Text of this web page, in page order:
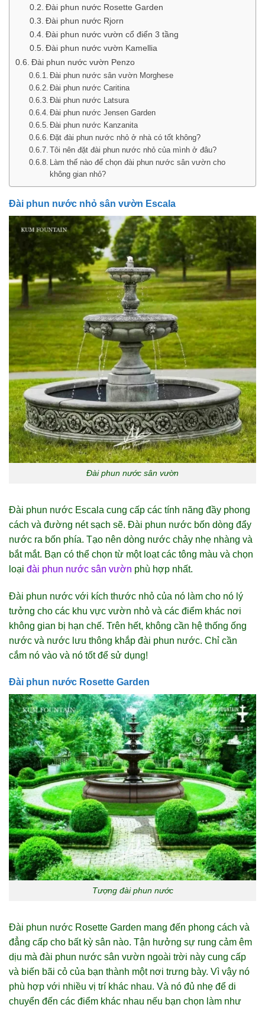
Đài phun nước Rosette Garden
Đài phun nước Rjorn
Đài phun nước vườn cổ điển 3 tầng
Đài phun nước vườn Kamellia
Đài phun nước vườn Penzo
Đài phun nước sân vườn Morghese
Đài phun nước Caritina
Đài phun nước Latsura
Đài phun nước Jensen Garden
Đài phun nước Kanzanita
Đặt đài phun nước nhỏ ở nhà có tốt không?
Tôi nên đặt đài phun nước nhỏ của mình ở đâu?
Làm thế nào để chọn đài phun nước sân vườn cho
không gian nhỏ?
Đài phun nước nhỏ sân vườn Escala
Đài phun nước sân vườn
Đài phun nước Escala cung cấp các tính năng đầy phong
cách và đường nét sạch sẽ. Đài phun nước bốn dòng đẩy
nước ra bốn phía. Tạo nên dòng nước chảy nhẹ nhàng và
bắt mắt. Bạn có thể chọn từ một loạt các tông màu và chọn
loại đài phun nước sân vườn phù hợp nhất.
Đài phun nước với kích thước nhỏ của nó làm cho nó lý
tưởng cho các khu vực vườn nhỏ và các điểm khác nơi
không gian bị hạn chế. Trên hết, không cần hệ thống ống
nước và nước lưu thông khắp đài phun nước. Chỉ cần
cắm nó vào và nó tốt để sử dụng!
Đài phun nước Rosette Garden
Tượng đài phun nước
Đài phun nước Rosette Garden mang đến phong cách và
đẳng cấp cho bất kỳ sân nào. Tận hưởng sự rung cảm êm
dịu mà đài phun nước sân vườn ngoài trời này cung cấp
và biến bãi cỏ của bạn thành một nơi trưng bày. Vì vậy nó
phù hợp với nhiều vị trí khác nhau. Và nó đủ nhẹ để di
chuyển đến các điểm khác nhau nếu bạn chọn làm như